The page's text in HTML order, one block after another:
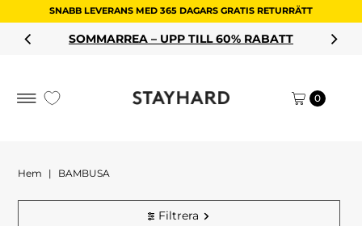
SNABB LEVERANS MED 365 DAGARS GRATIS RETURRÄTT
SOMMARREA – UPP TILL 60% RABATT
0
Hem | BAMBUSA
Filtrera